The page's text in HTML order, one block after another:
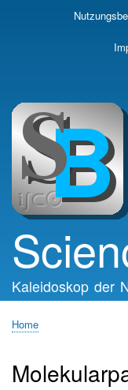
Kaleidoskop der
Home